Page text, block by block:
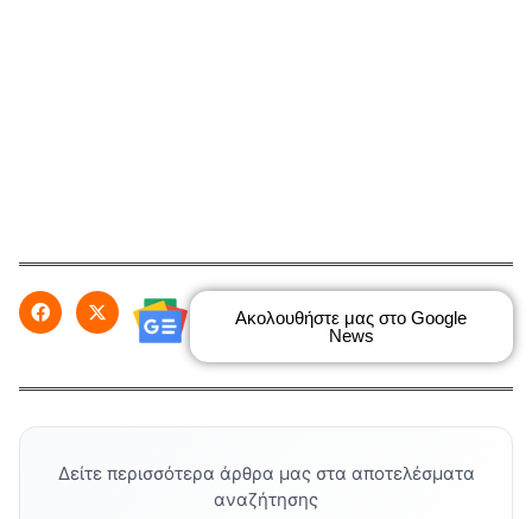
Ακολουθήστε μας στο Google
News
Δείτε περισσότερα άρθρα μας στα αποτελέσματα
αναζήτησης